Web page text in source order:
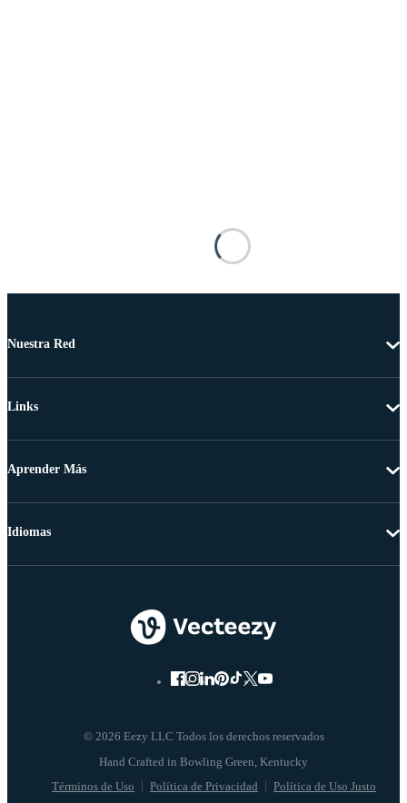
Nuestra Red
Links
Aprender Más
© 2026 Eezy LLC Todos los derechos reservados
Términos de Uso Política de Privacidad Política de Uso Justo
Idiomas